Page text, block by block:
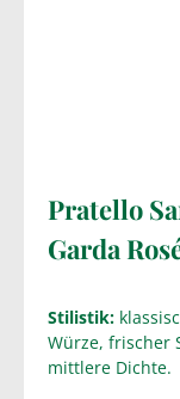
Pratello
Garda
Stilistik:
Würze, frischer
mittlere Dichte.